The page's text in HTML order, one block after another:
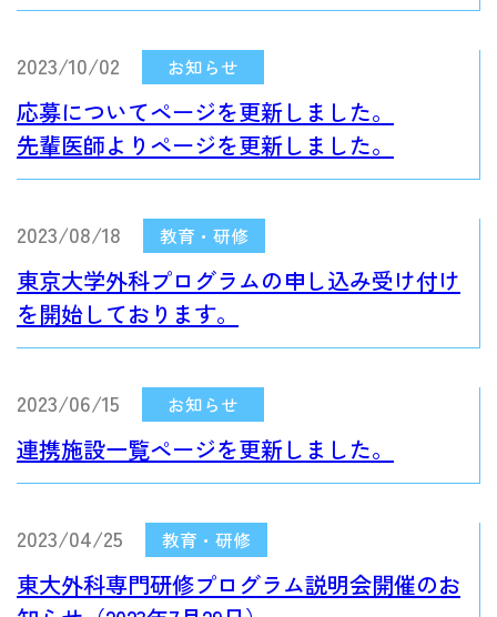
2023/10/02
応募についてページを更新しました。
先輩医師よりページを更新しました。
2023/08/18
東京大学外科プログラムの申し込み受け付け
を開始しております。
2023/06/15
連携施設一覧ページを更新しました。
2023/04/25
東大外科専門研修プログラム説明会開催のお